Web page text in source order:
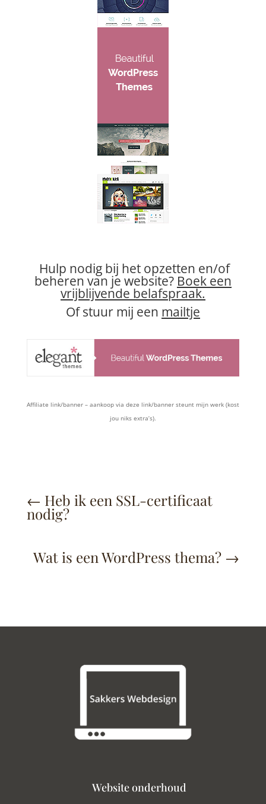
Hulp nodig bij het opzetten en/of
beheren van je website? Boek een
vrijblijvende belafspraak.
Of stuur mij een mailtje
Affiliate link/banner – aankoop via deze link/banner steunt mijn werk (kost
jou niks extra’s).
← Heb ik een SSL-certificaat
nodig?
Wat is een WordPress thema? →
Website onderhoud